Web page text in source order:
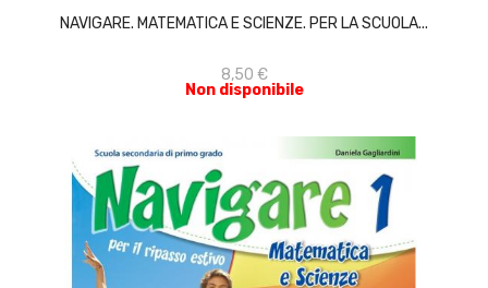
NAVIGARE. MATEMATICA E SCIENZE. PER LA SCUOLA...
8,50 €
Non disponibile